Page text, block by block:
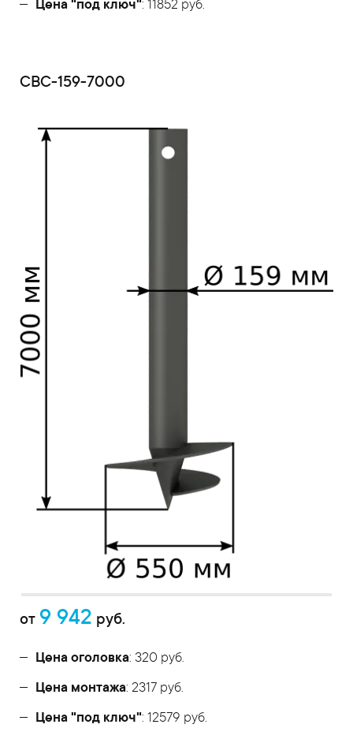
Цена "под ключ": 11852 руб.
СВС-159-7000
от 9 942 руб.
Цена оголовка: 320 руб.
Цена монтажа: 2317 руб.
Цена "под ключ": 12579 руб.